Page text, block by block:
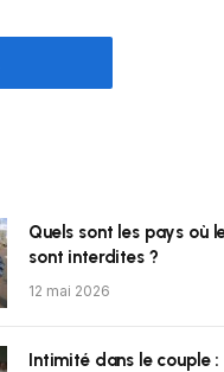
Quels sont les pays où
sont interdites ?
12 mai 2026
Intimité dans le couple